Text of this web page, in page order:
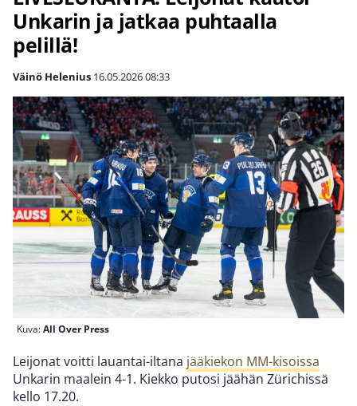
Unkarin ja jatkaa puhtaalla
pelillä!
Väinö Helenius 16.05.202608:33
Kuva:All Over Press
Leijonat voitti lauantai-iltana jääkiekon MM-kisoissa
Unkarin maalein 4-1. Kiekko putosi jäähän Zürichissä
kello 17.20.